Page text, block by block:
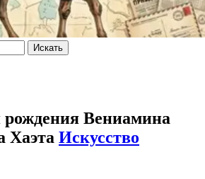
Искать
рождения Вениамина
Хаэта Искусство